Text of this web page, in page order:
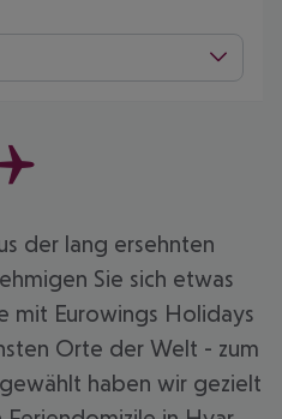
der lang ersehnten
Sie sich etwas
mit Eurowings Holidays
Orte der Welt - zum
haben wir gezielt